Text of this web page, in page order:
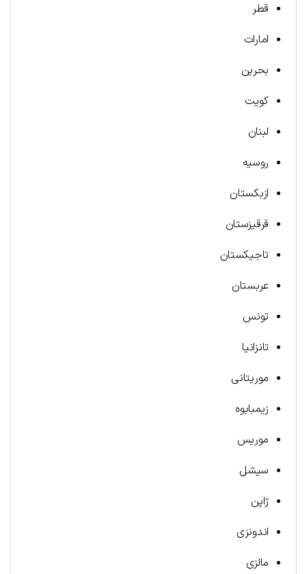
قطر
امارات
بحرین
کویت
لبنان
روسیه
ازبکستان
قرقیزستان
تاجیکستان
عربستان
تونس
تانزانیا
موریتانی
زیمبابوه
موریس
سیشل
ژاپن
اندونزی
مالزی